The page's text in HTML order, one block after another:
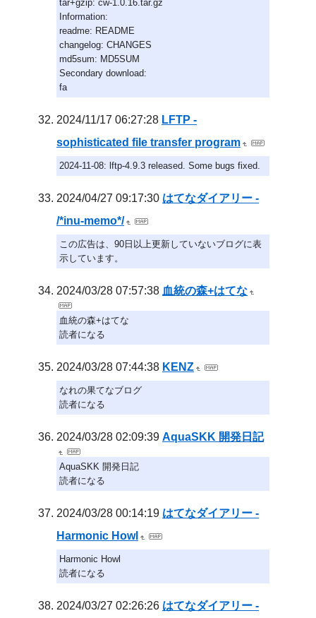
tar+gzip: cw-1.0.16.tar.gz
Information:
readme: README
changelog: CHANGES
md5sum: MD5SUM
Secondary download:
fa
2024/11/17 06:27:28 LFTP -
sophisticated file transfer program
2024-11-08: lftp-4.9.3 released. Some bugs fixed.
2024/04/27 09:17:30 はてなダイアリー -
/*inu-memo*/
この広告は、90日以上更新していないブログに表
示しています。
2024/03/28 07:57:38 血統の森+はてな
血統の森+はてな
読者になる
2024/03/28 07:44:38 KENZ
なれの果てなブログ
読者になる
2024/03/28 02:09:39 AquaSKK 開発日記
AquaSKK 開発日記
読者になる
2024/03/28 00:14:19 はてなダイアリー -
Harmonic Howl
Harmonic Howl
読者になる
2024/03/27 02:26:26 はてなダイアリー -